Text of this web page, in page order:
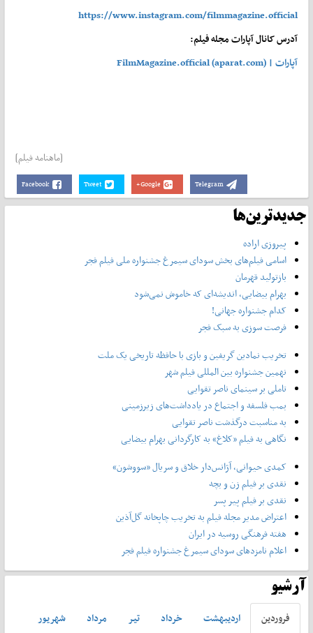
https://www.instagram.com/filmmagazine.official
آدرس کانال آپارات مجله فیلم:
آپارات | FilmMagazine.official (aparat.com)
[ماهنامه فیلم]
Facebook Tweet Google+ Telegram
جدیدترین‌ها
پیروزی اراده
اسامی فیلم‌های بخش سودای سیمرغ جشنواره‌ ملی فیلم فجر
بازتولید قهرمان
بهرام بیضایی، اندیشه‌ای که خاموش نمی‌شود
کدام جشنواره جهانی!
فرصت سوزی به سبک فجر
تخریب نمادین گریفین و بازی با حافظه تاریخی یک ملت
نهمین جشنواره بین المللی فیلم شهر
تاملی بر سینمای ناصر تقوایی
بمب فلسفه و اجتماع در یادداشت‌های زیرزمینی
به مناسبت درگذشت ناصر تقوایی
نگاهی به فیلم «کلاغ» به کارگردانی بهرام بیضایی
کمدی حیوانی، آژانس‌دار خلاق و سریال «سووشون»
نقدی بر فیلم زن و بچه
نقدی بر فیلم پیر پسر
اعتراض مدیر مجله فیلم به تخریب چاپخانه گل‌آذین
هفته فرهنگی روسیه در ایران
اعلام نامزدهای سودای سیمرغ جشنواره فیلم فجر
آرشیو
فروردين ارديبهشت خرداد تير مرداد شهريور